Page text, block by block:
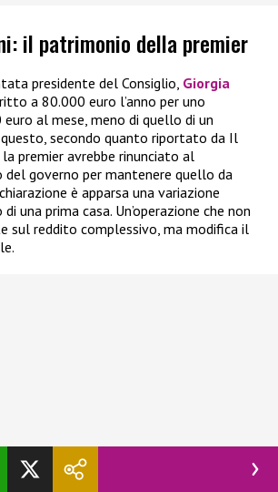
il patrimonio della premier
presidente del Consiglio, Giorgia
a 80.000 euro l’anno per uno
al mese, meno di quello di un
secondo quanto riportato da Il
premier avrebbe rinunciato al
del governo per mantenere quello da
è apparsa una variazione
una prima casa. Un’operazione che non
sul reddito complessivo, ma modifica il